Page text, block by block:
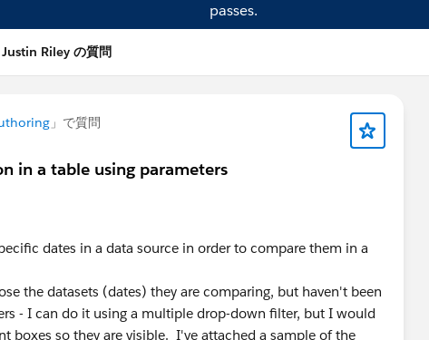
passes.
Justin Riley の質問
」で質問
in a table using parameters
dates in a data source in order to compare them in a
the datasets (dates) they are comparing, but haven't been
- I can do it using a multiple drop-down filter, but I would
boxes so they are visible. I've attached a sample of the